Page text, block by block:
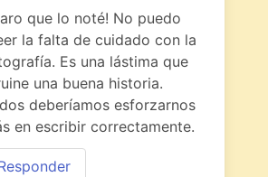
que lo noté! No puedo
la falta de cuidado con la
Es una lástima que
una buena historia.
deberíamos esforzarnos
en escribir correctamente.